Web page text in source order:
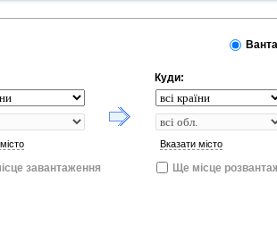
завантаження
Куди:
Вказати місто
Ще місце